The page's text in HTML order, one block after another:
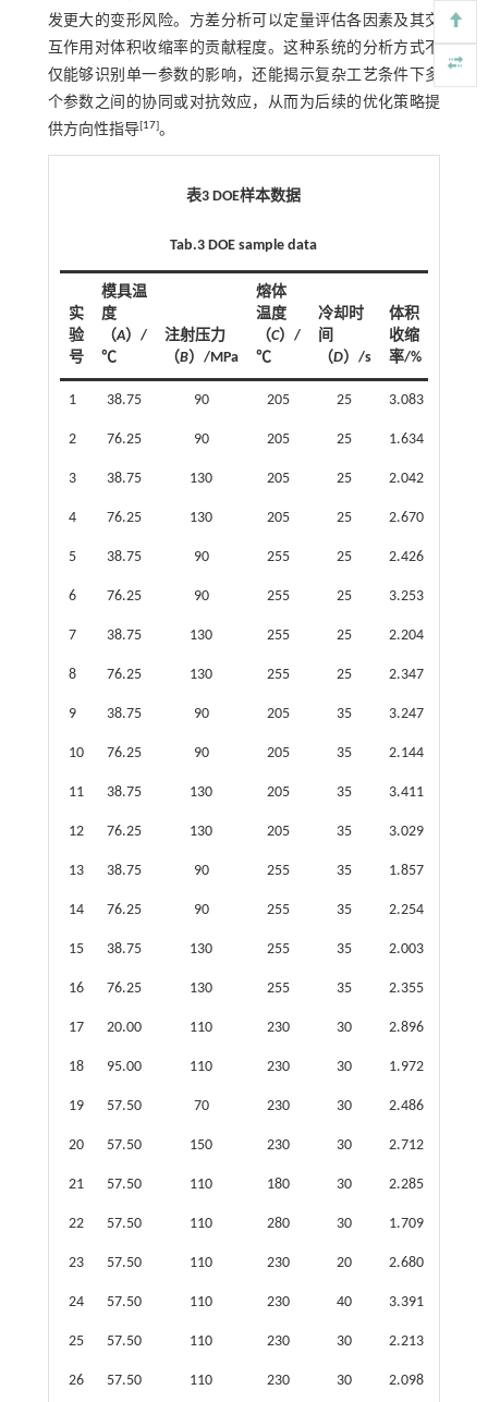
发更大的变形风险。方差分析可以定量评估各因素及其交
互作用对体积收缩率的贡献程度。这种系统的分析方式不
仅能够识别单一参数的影响，还能揭示复杂工艺条件下多
个参数之间的协同或对抗效应，从而为后续的优化策略提
供方向性指导[17]。
表3 DOE样本数据
Tab.3 DOE sample data
实
验
号
模具温
度
（A）/
℃
注射压力
（B）/MPa
熔体
温度
（C）/
℃
冷却时
间
（D）/s
体积
收缩
率/%
1 38.75 90 205 25 3.083
2 76.25 90 205 25 1.634
3 38.75 130 205 25 2.042
4 76.25 130 205 25 2.670
5 38.75 90 255 25 2.426
6 76.25 90 255 25 3.253
7 38.75 130 255 25 2.204
8 76.25 130 255 25 2.347
9 38.75 90 205 35 3.247
10 76.25 90 205 35 2.144
11 38.75 130 205 35 3.411
12 76.25 130 205 35 3.029
13 38.75 90 255 35 1.857
14 76.25 90 255 35 2.254
15 38.75 130 255 35 2.003
16 76.25 130 255 35 2.355
17 20.00 110 230 30 2.896
18 95.00 110 230 30 1.972
19 57.50 70 230 30 2.486
20 57.50 150 230 30 2.712
21 57.50 110 180 30 2.285
22 57.50 110 280 30 1.709
23 57.50 110 230 20 2.680
24 57.50 110 230 40 3.391
25 57.50 110 230 30 2.213
26 57.50 110 230 30 2.098